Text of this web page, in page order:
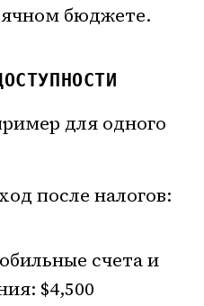
бюджете.
для одного
после налогов:
счета и
$4,500